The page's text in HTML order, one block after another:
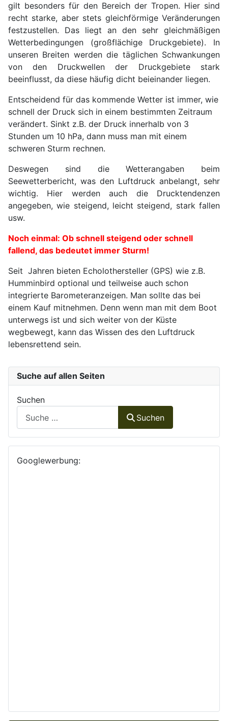
gilt besonders für den Bereich der Tropen. Hier sind
recht starke, aber stets gleichförmige Veränderungen
festzustellen. Das liegt an den sehr gleichmäßigen
Wetterbedingungen (großflächige Druckgebiete). In
unseren Breiten werden die täglichen Schwankungen
von den Druckwellen der Druckgebiete stark
beeinflusst, da diese häufig dicht beieinander liegen.
Entscheidend für das kommende Wetter ist immer, wie
schnell der Druck sich in einem bestimmten Zeitraum
verändert. Sinkt z.B. der Druck innerhalb von 3
Stunden um 10 hPa, dann muss man mit einem
schweren Sturm rechnen.
Deswegen sind die Wetterangaben beim
Seewetterbericht, was den Luftdruck anbelangt, sehr
wichtig. Hier werden auch die Drucktendenzen
angegeben, wie steigend, leicht steigend, stark fallen
usw.
Noch einmal: Ob schnell steigend oder schnell
fallend, das bedeutet immer Sturm!
Seit Jahren bieten Echolothersteller (GPS) wie z.B.
Humminbird optional und teilweise auch schon
integrierte Barometeranzeigen. Man sollte das bei
einem Kauf mitnehmen. Denn wenn man mit dem Boot
unterwegs ist und sich weiter von der Küste
wegbewegt, kann das Wissen des den Luftdruck
lebensrettend sein.
Suche auf allen Seiten
Suchen
Suchen
Googlewerbung: